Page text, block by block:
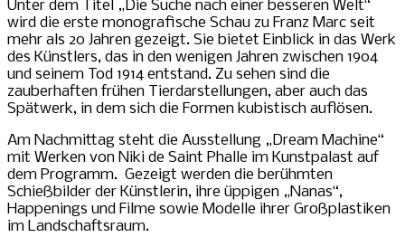
Unter dem Titel „Die Suche nach einer besseren Welt“
wird die erste monografische Schau zu Franz Marc seit
mehr als 20 Jahren gezeigt. Sie bietet Einblick in das Werk
des Künstlers, das in den wenigen Jahren zwischen 1904
und seinem Tod 1914 entstand. Zu sehen sind die
zauberhaften frühen Tierdarstellungen, aber auch das
Spätwerk, in dem sich die Formen kubistisch auflösen.
Am Nachmittag steht die Ausstellung „Dream Machine“
mit Werken von Niki de Saint Phalle im Kunstpalast auf
dem Programm. Gezeigt werden die berühmten
Schießbilder der Künstlerin, ihre üppigen „Nanas“,
Happenings und Filme sowie Modelle ihrer Großplastiken
im Landschaftsraum.